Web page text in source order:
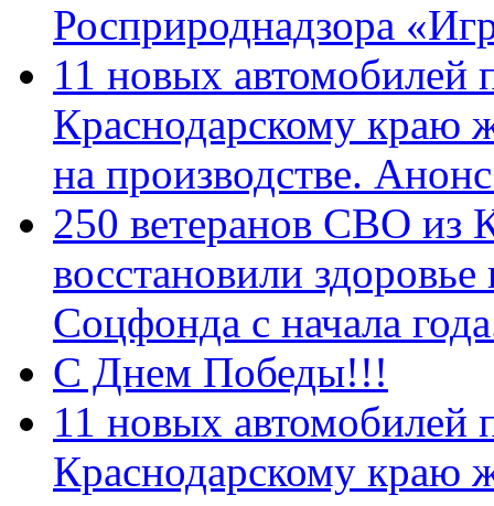
Росприроднадзора
11 новых автомобилей
Краснодарскому краю
на производстве.
250 ветеранов СВО из
восстановили
Соцфонда с начала
С Днем Победы!!!
11 новых автомобилей
Краснодарскому краю